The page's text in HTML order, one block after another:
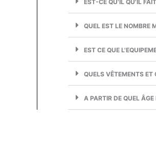
EST-CE QU'IL QU'IL
QUEL EST LE NOMBRE
EST CE QUE
QUELS VÊTEMENTS ET
A PARTIR DE QUEL